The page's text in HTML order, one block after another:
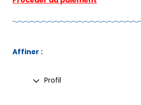
Affiner :
Profil